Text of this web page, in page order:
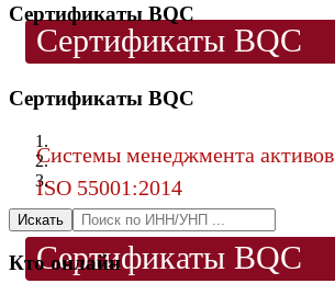
Сертификаты BQC
Системы менеджмента активов
ISO 55001:2014
Сертификаты BQC
Сертификаты BQC
Сертификаты BQC
Искать
Кто онлайн